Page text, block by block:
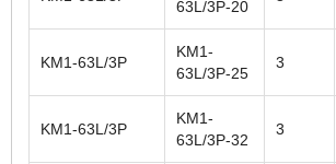
63L/3P-20
KM1-63L/3P
KM1-
63L/3P-25
3
KM1-63L/3P
KM1-
63L/3P-32
3